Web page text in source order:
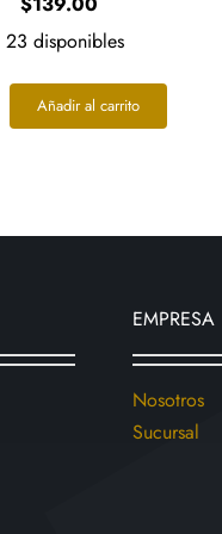
23 disponibles
Añadir al carrito
EMPRESA
Nosotros
Sucursal